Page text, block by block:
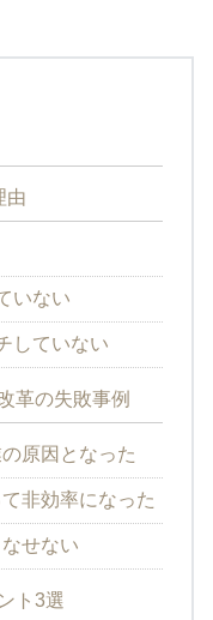
由
いない
していない
革の失敗事例
原因となった
非効率になった
せない
ト3選